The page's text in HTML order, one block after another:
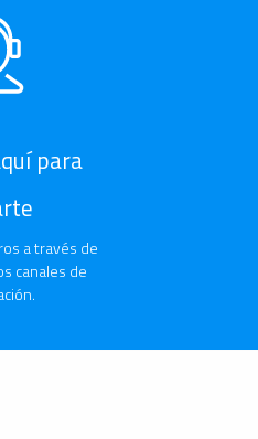
para
a través de
canales de